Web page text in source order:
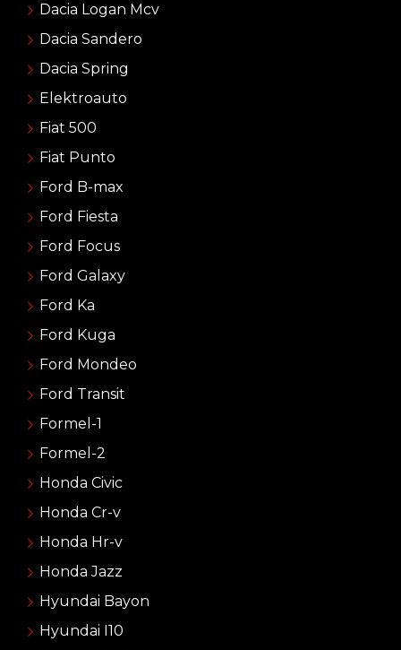
Dacia Logan Mcv
Dacia Sandero
Dacia Spring
Elektroauto
Fiat 500
Fiat Punto
Ford B-max
Ford Fiesta
Ford Focus
Ford Galaxy
Ford Ka
Ford Kuga
Ford Mondeo
Ford Transit
Formel-1
Formel-2
Honda Civic
Honda Cr-v
Honda Hr-v
Honda Jazz
Hyundai Bayon
Hyundai I10